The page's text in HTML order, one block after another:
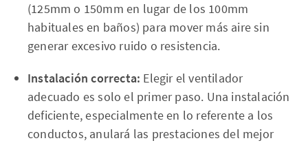
(125mm o 150mm en lugar de los 100mm
habituales en baños) para mover más aire sin
generar excesivo ruido o resistencia.
Instalación correcta: Elegir el ventilador
adecuado es solo el primer paso. Una instalación
deficiente, especialmente en lo referente a los
conductos, anulará las prestaciones del mejor